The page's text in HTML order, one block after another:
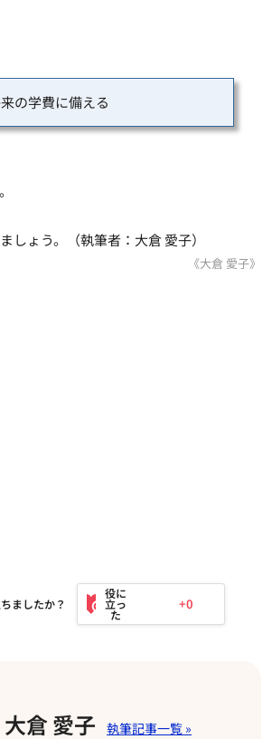
の学費に備える
しょう。（執筆者：大倉 愛子）
《大倉 愛子》
ましたか？ +0
大倉 愛子